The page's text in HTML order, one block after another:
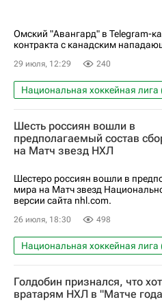
Омский "Авангард" в Telegram-
контракта с канадским
29 июля, 12:29 240
Национальная хоккейная
Спорт
Россия Минск
Алексей Сопин
Авангард
Тампа-Бэй Лайтнинг
КХЛ 2025-2026
Шесть россиян вошли в
предполагаемый состав
на Матч звезд НХЛ
Шестеро россиян вошли в
мира на Матч звезд
версии сайта nhl.com.
26 июля, 18:30 498
Национальная хоккейная
Спорт
Александр Овечкин
Артемий Панарин
Никита
Голдобин признался, что
вратарям НХЛ в "Матче